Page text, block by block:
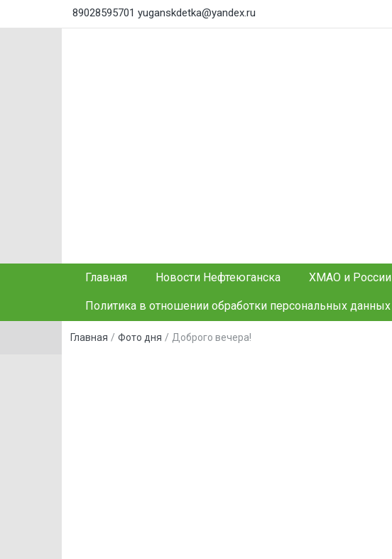
89028595701 yuganskdetka@yandex.ru
Главная Новости Нефтеюганска ХМАО и России
Политика в отношении обработки персональных данных
Главная / Фото дня / Доброго вечера!